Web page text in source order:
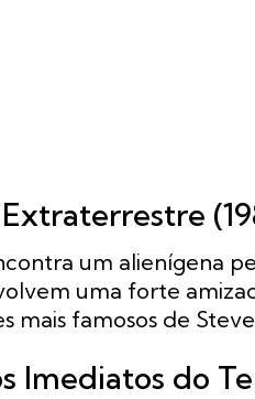
Extraterrestre
um alienígena
uma forte
mais famosos de
Imediatos do